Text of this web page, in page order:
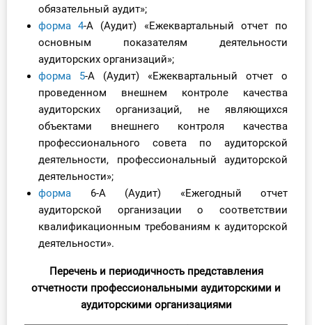
обязательный аудит»;
форма 4-А (Аудит) «Ежеквартальный отчет по
основным показателям деятельности
аудиторских организаций»;
форма 5-А (Аудит) «Ежеквартальный отчет о
проведенном внешнем контроле качества
аудиторских организаций, не являющихся
объектами внешнего контроля качества
профессионального совета по аудиторской
деятельности, профессиональный аудиторской
деятельности»;
форма 6-А (Аудит) «Ежегодный отчет
аудиторской организации о соответствии
квалификационным требованиям к аудиторской
деятельности».
Перечень и периодичность представления
отчетности профессиональными аудиторскими и
аудиторскими организациями